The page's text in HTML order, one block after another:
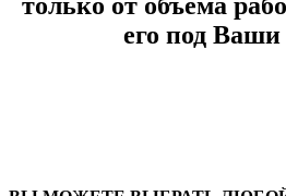
его под Ваши